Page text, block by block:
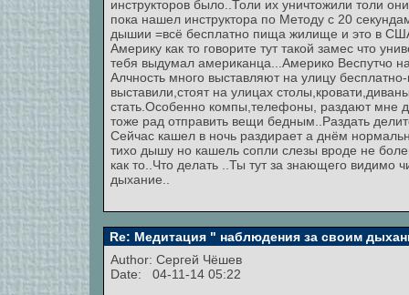
инструкторов было..Толи их уничтожили толи
пока нашел инструктора по Методу с 20
дышии =всё бесплатно пища жилище и это в
Америку как то говорите тут такой замес что
тебя выдумал американца...Америко Веспутчо
Алчность много выставляют на улицу
выставили,стоят на улицах
стать.Особенно компы,телефоны, раздают мне
тоже рад отправить вещи бедным..Раздать
Сейчас кашел в ночь раздирает а днём
тихо дышу но кашель сопли слезы вроде не
как то..Что делать ..Ты тут за знающего видимо
дыхание..
Re: Медитация " наблюдения за своим
Author: Сергей Чёшев
Date: 04-11-14 05:22